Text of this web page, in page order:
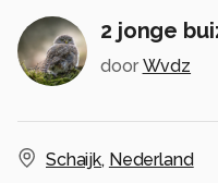
2 jonge
door Wvdz
Schaijk, Nederland